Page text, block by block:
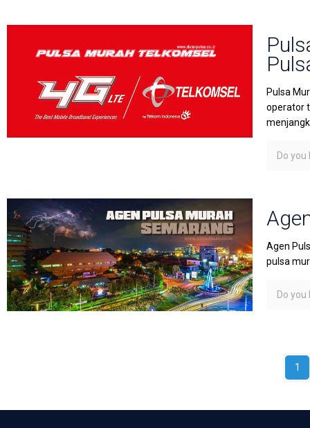
Pulsa
operator
Do you
Agen
pulsa
Do you
1